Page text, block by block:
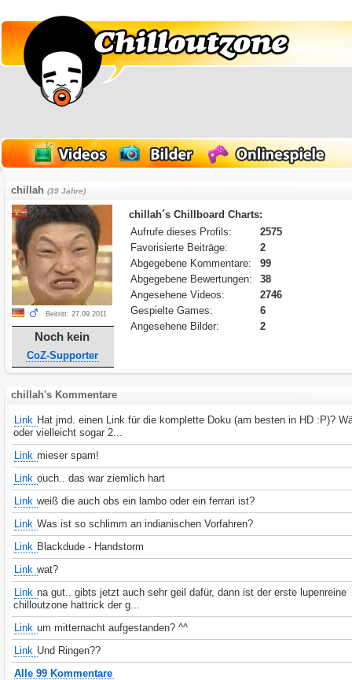
chillah(39 Jahre)
Beitritt: 27.09.2011
Noch kein
CoZ-Supporter
chillah´s Chillboard Charts:
Aufrufe dieses Profils:
2575
Favorisierte Beiträge:
2
Abgegebene Kommentare:
99
Abgegebene Bewertungen:
38
Angesehene Videos:
2746
Gespielte Games:
6
Angesehene Bilder:
2
chillah's Kommentare
Link Hat jmd. einen Link für die komplette Doku (am besten in HD :P)?
oder vielleicht sogar 2...
Link mieser spam!
Link ouch.. das war ziemlich hart
Link weiß die auch obs ein lambo oder ein ferrari ist?
Link Was ist so schlimm an indianischen Vorfahren?
Link Blackdude - Handstorm
Link wat?
Link na gut.. gibts jetzt auch sehr geil dafür, dann ist der erste lupenreine
chilloutzone hattrick der g...
Link um mitternacht aufgestanden? ^^
Link Und Ringen??
Alle 99 Kommentare